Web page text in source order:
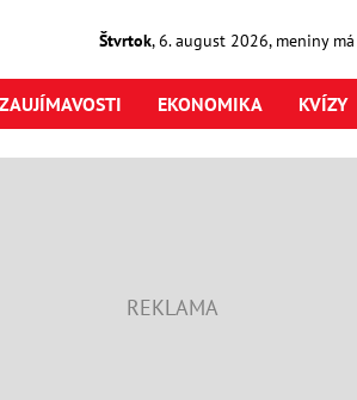
Štvrtok,6. august2026, meniny má
ZAUJÍMAVOSTI EKONOMIKA KVÍZY